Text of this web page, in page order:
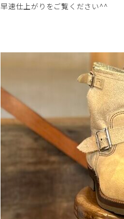
早速仕上がりをご覧ください^^